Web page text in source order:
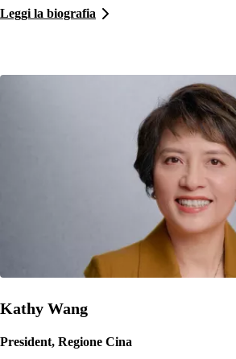
Leggi la biografia
Kathy Wang
President, Regione Cina